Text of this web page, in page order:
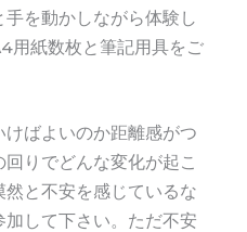
手を動かしながら体験し
用紙数枚と筆記用具をご
ばよいのか距離感がつ
りでどんな変化が起こ
と不安を感じているな
して下さい。ただ不安